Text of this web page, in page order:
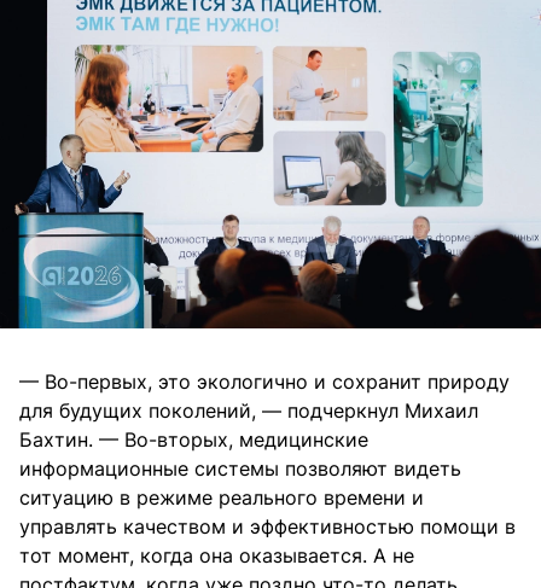
— Во-первых, это экологично и сохранит природу
для будущих поколений, — подчеркнул Михаил
Бахтин. — Во-вторых, медицинские
информационные системы позволяют видеть
ситуацию в режиме реального времени и
управлять качеством и эффективностью помощи в
тот момент, когда она оказывается. А не